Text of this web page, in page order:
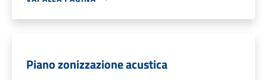
Piano zonizzazione acustica